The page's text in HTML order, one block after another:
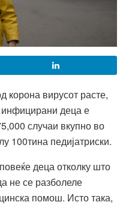
корона вирусот расте,
инфицирани деца е
случаи вкупно во
100тина педијатриски.
деца отколку што
не се разболеле
помош. Исто така,